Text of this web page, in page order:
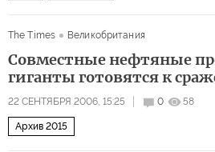
The Times Великобритания
Совместные нефтяные
гиганты готовятся к
22 СЕНТЯБРЯ 2006, 15:25 0 58
Архив 2015